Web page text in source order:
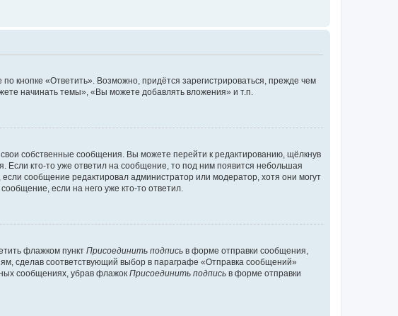
кнопке «Ответить». Возможно, придётся зарегистрироваться, прежде чем
начинать темы», «Вы можете добавлять вложения» и т.п.
собственные сообщения. Вы можете перейти к редактированию, щёлкнув
Если кто-то уже ответил на сообщение, то под ним появится небольшая
сообщение редактировал администратор или модератор, хотя они могут
если на него уже кто-то ответил.
флажком пункт Присоединить подпись в форме отправки сообщения,
сделав соответствующий выбор в параграфе «Отправка сообщений»
сообщениях, убрав флажок Присоединить подпись в форме отправки